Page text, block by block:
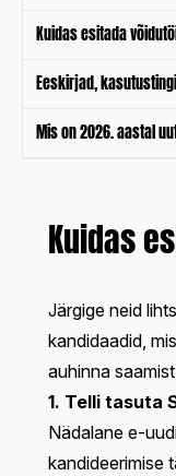
Kuidas esitada
Eeskirjad,
Mis on 2026. aastal
Kuidas
Järgige neid
kandidaadid,
auhinna
1. Telli tasuta
Nädalane e-
kandideerimise